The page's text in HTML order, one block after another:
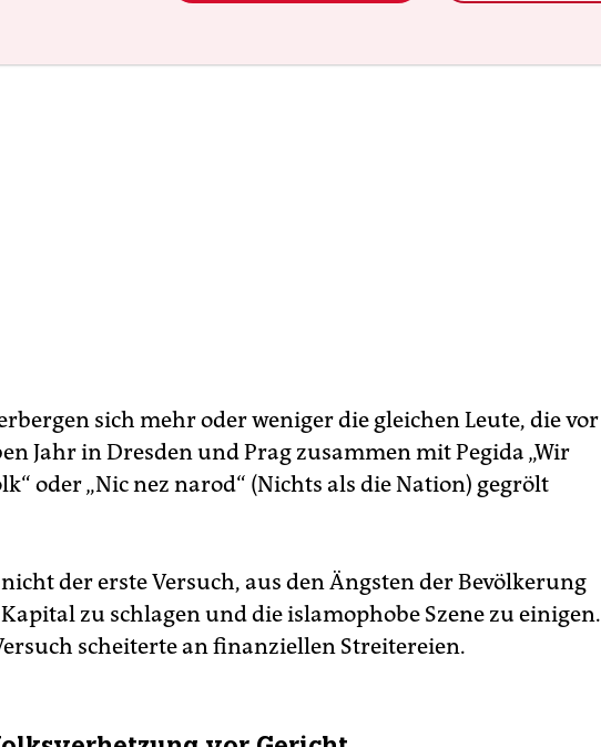
sich mehr oder weniger die gleichen Leute, die vor
Jahr in Dresden und Prag zusammen mit Pegida „Wir
oder „Nic nez narod“ (Nichts als die Nation) gegrölt
der erste Versuch, aus den Ängsten der Bevölkerung
zu schlagen und die islamophobe Szene zu einigen.
scheiterte an finanziellen Streitereien.